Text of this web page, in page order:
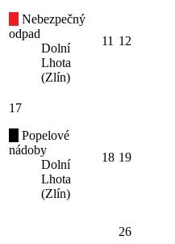
Nebezpečný
odpad
Dolní
Lhota
(Zlín)
11 12
17
Popelové
nádoby
Dolní
Lhota
(Zlín)
18 19
26